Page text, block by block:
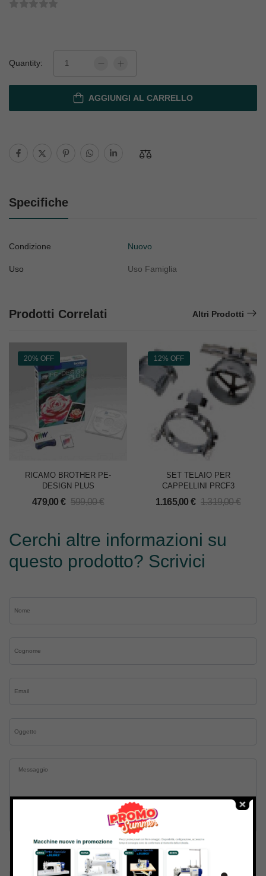
Quantity:
AGGIUNGI AL CARRELLO
Specifiche
Condizione Nuovo
Uso Uso Famiglia
Prodotti Correlati Altri Prodotti
20% OFF
RICAMO BROTHER PE-
DESIGN PLUS
479,00 € 599,00€
12% OFF
SET TELAIO PER
CAPPELLINI PRCF3
1.165,00 € 1.319,00€
Cerchi altre informazioni su
questo prodotto? Scrivici
Inviando il messaggio confermo di aver letto e accettato
Termini e condizionidel sito web